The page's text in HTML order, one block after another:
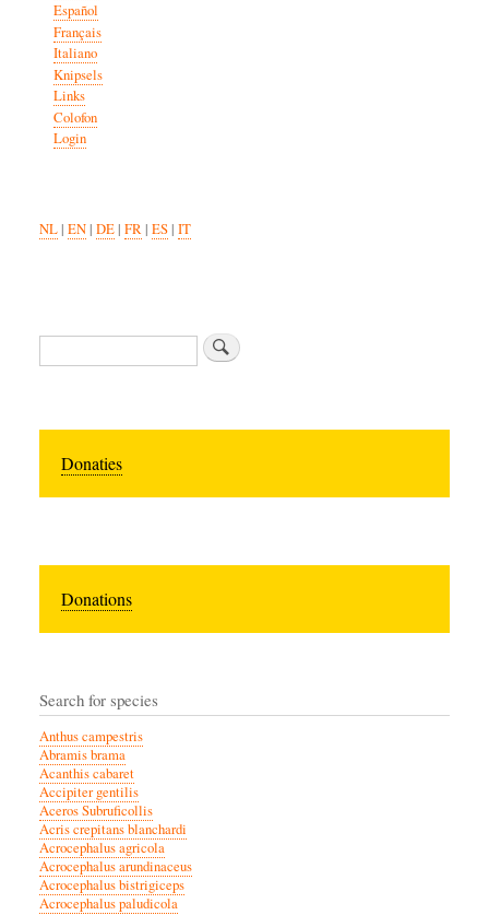
Español
Français
Italiano
Knipsels
Links
Colofon
Login
NL| EN| DE| FR| ES| IT
Zoeken
Donaties
Donations
Search for species
Anthus campestris
Abramis brama
Acanthis cabaret
Accipiter gentilis
Aceros Subruficollis
Acris crepitans blanchardi
Acrocephalus agricola
Acrocephalus arundinaceus
Acrocephalus bistrigiceps
Acrocephalus paludicola